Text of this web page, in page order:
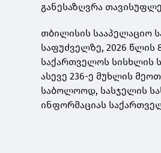
განესაზღვრა
თბილისის სააპელაციო
საფუძველზე, 2026
საქართველოს სისხლის
ასევე 236-ე მუხლის
საბოლოოდ, სასჯელის
ინფორმაციას